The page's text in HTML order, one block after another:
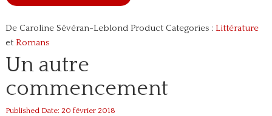
De Caroline Sévéran-Leblond Product Categories : Littérature
et Romans
Un autre
commencement
Published Date: 20 février 2018